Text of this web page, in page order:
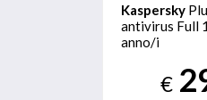
Kaspersky
antivirus Full
anno/i
€